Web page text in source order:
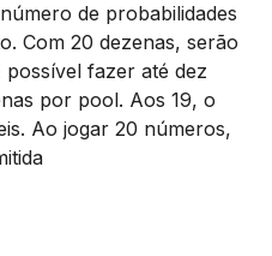
de probabilidades
Com 20 dezenas, serão
possível fazer até dez
por pool. Aos 19, o
Ao jogar 20 números,